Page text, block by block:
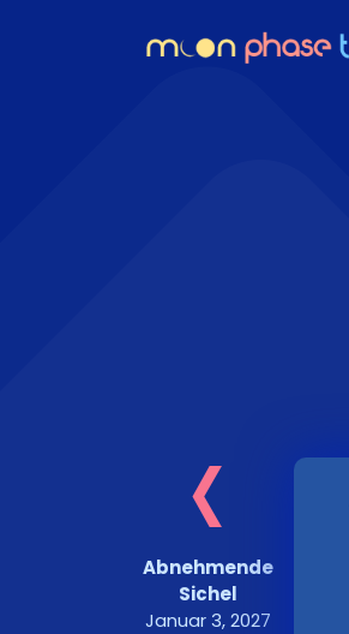
‹
Abnehmende
Sichel
Januar 3, 2027